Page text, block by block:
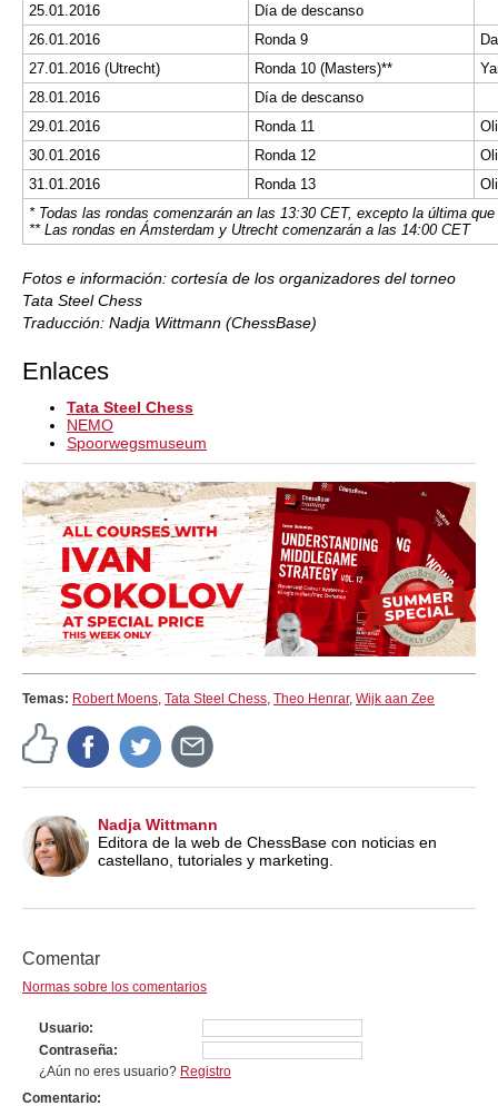
25.01.2016
Día de descanso
26.01.2016
Ronda 9
27.01.2016 (Utrecht)
Ronda 10 (Masters)**
28.01.2016
Día de descanso
29.01.2016
Ronda 11
30.01.2016
Ronda 12
31.01.2016
Ronda 13
* Todas las rondas comenzarán an las 13:30 CET, excepto la última
** Las rondas en Ámsterdam y Utrecht comenzarán a las 14:00 CET
Fotos e información: cortesía de los organizadores del torneo
Tata Steel Chess
Traducción: Nadja Wittmann (ChessBase)
Enlaces
Tata Steel Chess
NEMO
Spoorwegsmuseum
Temas: Robert Moens Tata Steel Chess Theo Henrar, Wijk aan Zee
Nadja Wittmann
Editora de la web de ChessBase con noticias en
castellano, tutoriales y marketing.
Comentar
Normas sobre los comentarios
Usuario
Contraseña
¿Aún no eres usuario? Registro
Comentario